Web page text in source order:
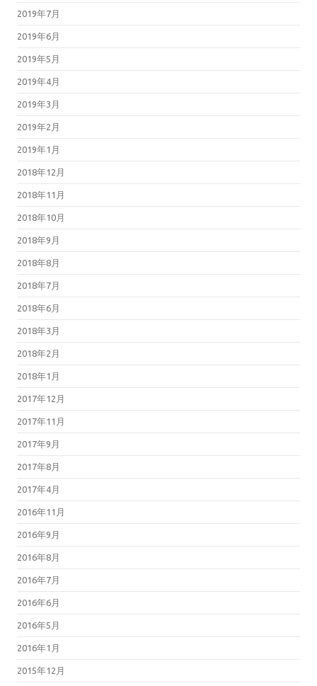
2019年7月
2019年6月
2019年5月
2019年4月
2019年3月
2019年2月
2019年1月
2018年12月
2018年11月
2018年10月
2018年9月
2018年8月
2018年7月
2018年6月
2018年3月
2018年2月
2018年1月
2017年12月
2017年11月
2017年9月
2017年8月
2017年4月
2016年11月
2016年9月
2016年8月
2016年7月
2016年6月
2016年5月
2016年1月
2015年12月